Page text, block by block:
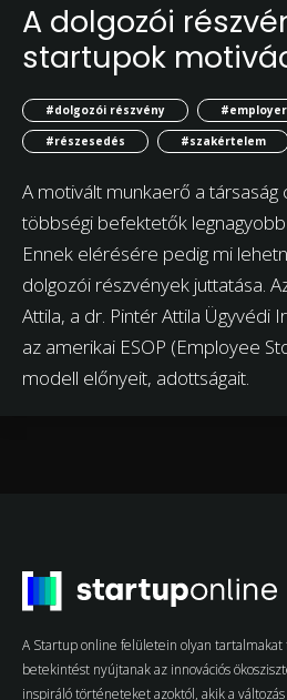
A dolgozói
startupok
#dolgozói részvény
#részesedés
#szakértelem
A motivált munkaerő a társaság
többségi befektetők
Ennek elérésére pedig mi
dolgozói részvények juttatása.
Attila, a dr. Pintér Attila Ügyvédi
az amerikai ESOP (Employee
modell előnyeit, adottságait.
A Startup online felületein olyan
betekintést nyújtanak az innovációs
inspiráló történeteket azoktól, akik a